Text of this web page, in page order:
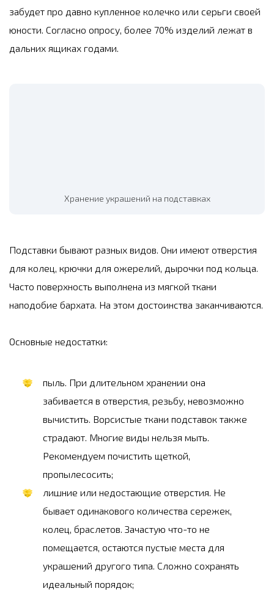
забудет про давно купленное колечко или серьги своей
юности. Согласно опросу, более 70% изделий лежат в
дальних ящиках годами.
Хранение украшений на подставках
Подставки бывают разных видов. Они имеют отверстия
для колец, крючки для ожерелий, дырочки под кольца.
Часто поверхность выполнена из мягкой ткани
наподобие бархата. На этом достоинства заканчиваются.
Основные недостатки:
пыль. При длительном хранении она
забивается в отверстия, резьбу, невозможно
вычистить. Ворсистые ткани подставок также
страдают. Многие виды нельзя мыть.
Рекомендуем почистить щеткой,
пропылесосить;
лишние или недостающие отверстия. Не
бывает одинакового количества сережек,
колец, браслетов. Зачастую что-то не
помещается, остаются пустые места для
украшений другого типа. Сложно сохранять
идеальный порядок;